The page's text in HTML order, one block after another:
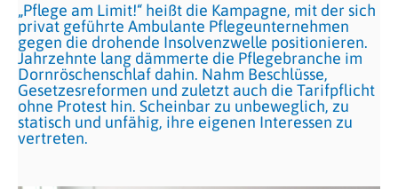
„Pflege am Limit!“ heißt die Kampagne, mit der sich
privat geführte Ambulante Pflegeunternehmen
gegen die drohende Insolvenzwelle positionieren.
Jahrzehnte lang dämmerte die Pflegebranche im
Dornröschenschlaf dahin. Nahm Beschlüsse,
Gesetzesreformen und zuletzt auch die Tarifpflicht
ohne Protest hin. Scheinbar zu unbeweglich, zu
statisch und unfähig, ihre eigenen Interessen zu
vertreten.